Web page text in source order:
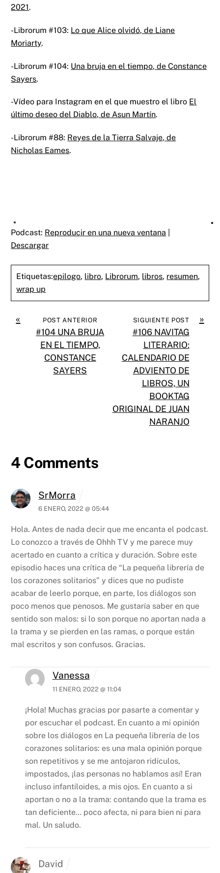
2021.
-Librorum #103: Lo que Alice olvidó, de Liane
Moriarty.
-Librorum #104: Una bruja en el tiempo, de Constance
Sayers.
-Vídeo para Instagram en el que muestro el libro El
último deseo del Diablo, de Asun Martín.
-Librorum #88: Reyes de la Tierra Salvaje, de
Nicholas Eames.
Podcast: Reproducir en una nueva ventana
Descargar
Etiquetas:epilogo, libro, Librorum, libros, resumen,
wrap up
« POST ANTERIOR
#104 UNA BRUJA
EN EL TIEMPO,
CONSTANCE
SAYERS
»
SIGUIENTE POST
#106 NAVITAG
LITERARIO:
CALENDARIO DE
ADVIENTO DE
LIBROS, UN
BOOKTAG
ORIGINAL DE JUAN
NARANJO
4 Comments
SrMorra
6 ENERO, 2022 @ 05:44
Hola. Antes de nada decir que me encanta el podcast.
Lo conozco a través de Ohhh TV y me parece muy
acertado en cuanto a crítica y duración. Sobre este
episodio haces una crítica de “La pequeña librería de
los corazones solitarios” y dices que no pudiste
acabar de leerlo porque, en parte, los diálogos son
poco menos que penosos. Me gustaría saber en que
sentido son malos: si lo son porque no aportan nada a
la trama y se pierden en las ramas, o porque están
mal escritos y son confusos. Gracias.
Vanessa
11 ENERO, 2022 @ 11:04
¡Hola! Muchas gracias por pasarte a comentar y
por escuchar el podcast. En cuanto a mi opinión
sobre los diálogos en La pequeña librería de los
corazones solitarios: es una mala opinión porque
son repetitivos y se me antojaron ridículos,
impostados, ¡las personas no hablamos así! Eran
incluso infantiloides, a mis ojos. En cuanto a si
aportan o no a la trama: contando que la trama es
tan deficiente… poco afecta, ni para bien ni para
mal. Un saludo.
David